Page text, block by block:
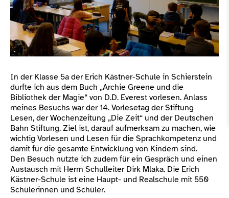
In der Klasse 5a der Erich Kästner-Schule in Schierstein
durfte ich aus dem Buch „Archie Greene und die
Bibliothek der Magie“ von D.D. Everest vorlesen. Anlass
meines Besuchs war der 14. Vorlesetag der Stiftung
Lesen, der Wochenzeitung „Die Zeit“ und der Deutschen
Bahn Stiftung. Ziel ist, darauf aufmerksam zu machen, wie
wichtig Vorlesen und Lesen für die Sprachkompetenz und
damit für die gesamte Entwicklung von Kindern sind.
Den Besuch nutzte ich zudem für ein Gespräch und einen
Austausch mit Herrn Schulleiter Dirk Mlaka. Die Erich
Kästner-Schule ist eine Haupt- und Realschule mit 550
Schülerinnen und Schüler.